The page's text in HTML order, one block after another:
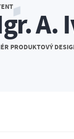
A.
PRODUKTOVÝ